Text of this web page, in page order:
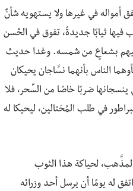
أمواله في غيرها ولا يستهويه شأنٌ
فيها ثيابًا جديدةً، تفوق في الحُسن
عليهم بشعاعٍ من شمسه. وغدا حديث
الناس بأنهما نسَّاجان يحيكان
ضربًا خاصًا من السِّحر، فلا
في طلب المُحَتالين، ليحيكا له
المذَّهب، لحياكة هذا الثوب
له يومًا أن يرسل أحد وزرائه